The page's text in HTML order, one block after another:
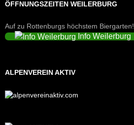
ÖFFNUNGSZEITEN WEILERBURG
Auf zu Rottenburgs höchstem Biergarten!
Info Weilerburg
ALPENVEREIN AKTIV